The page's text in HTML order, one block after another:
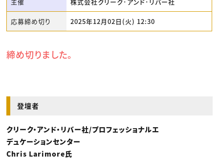
応募締め切り 2025年12月02日(火) 12:30
締め切りました。
登壇者
クリーク・アンド・リバー社/プロフェッショナルエ
デュケーションセンター
Chris Larimore氏